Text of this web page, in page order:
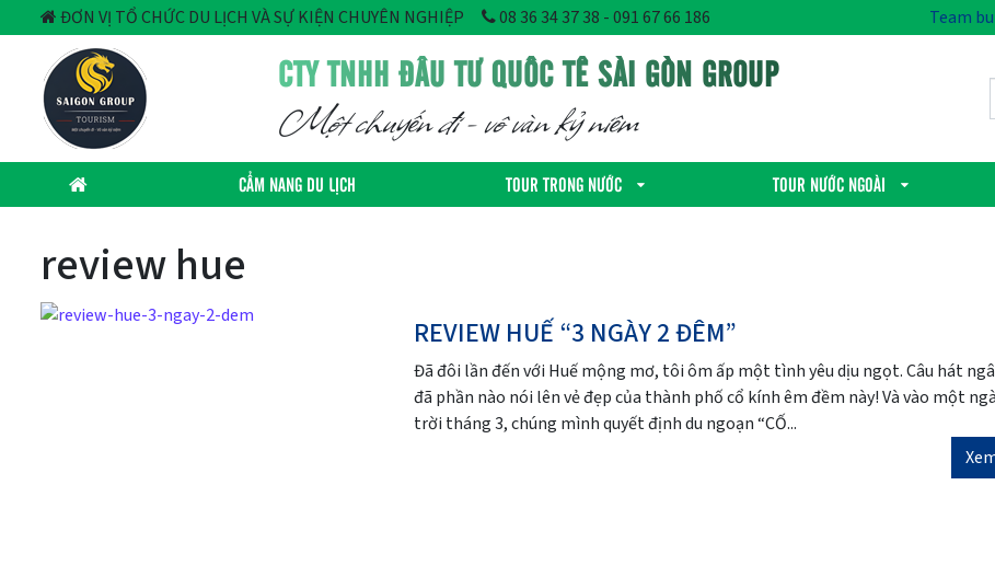
ĐƠN VỊ TỔ CHỨC DU LỊCH VÀ SỰ KIỆN CHUYÊN NGHIỆP 08 36 34 37 38 - 091 67 66 186 Team
CTY TNHH ĐẦU TƯ QUỐC TẾ SÀI GÒN GROUP
Một chuyến đi - vô vàn kỷ niêm
CẨM NANG DU LỊCH TOUR TRONG NƯỚC TOUR NƯỚC NGOÀI
review hue
REVIEW HUẾ “3 NGÀY 2 ĐÊM”
Đã đôi lần đến với Huế mộng mơ, tôi ôm ấp một tình yêu dịu ngọt. Câu hát
đã phần nào nói lên vẻ đẹp của thành phố cổ kính êm đềm này! Và vào một
trời tháng 3, chúng mình quyết định du ngoạn “CỐ...